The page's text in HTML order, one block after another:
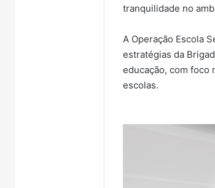
tranquilidade no
A Operação Escola
estratégias da
educação, com foco
escolas.